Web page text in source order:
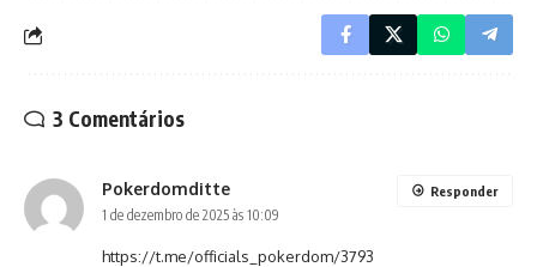
3 Comentários
Pokerdomditte
1 de dezembro de 2025 às 10:09
https://t.me/officials_pokerdom/3793
Responder